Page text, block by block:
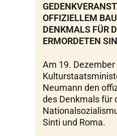
OFFIZIELLEM
DENKMALS FÜR
ERMORDETEN
Am 19.
Neumann den
des Denkmals für
Sinti und Roma.